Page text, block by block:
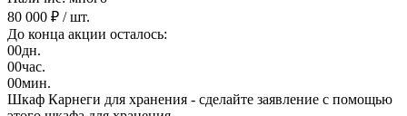
80 000 ₽ / шт.
До конца акции осталось:
00дн.
00час.
00мин.
Шкаф Карнеги для хранения - сделайте заявление с помощью